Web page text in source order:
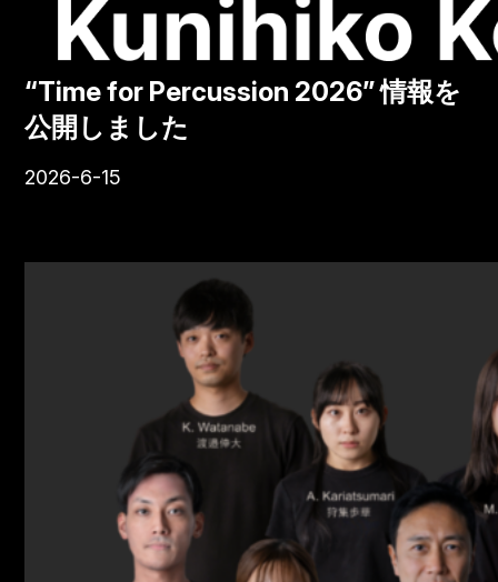
“Time for Percussion 2026” 情報を
公開しました
2026-6-15